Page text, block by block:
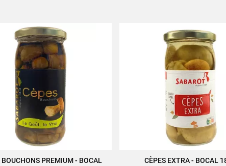
AU PANIER
BOUCHONS PREMIUM - BOCAL
AJOUTER AU PANIER
CÈPES EXTRA - BOCAL